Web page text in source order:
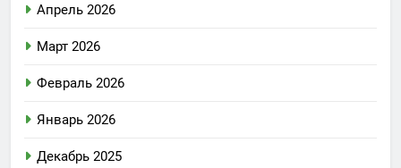
Апрель 2026
Март 2026
Февраль 2026
Январь 2026
Декабрь 2025